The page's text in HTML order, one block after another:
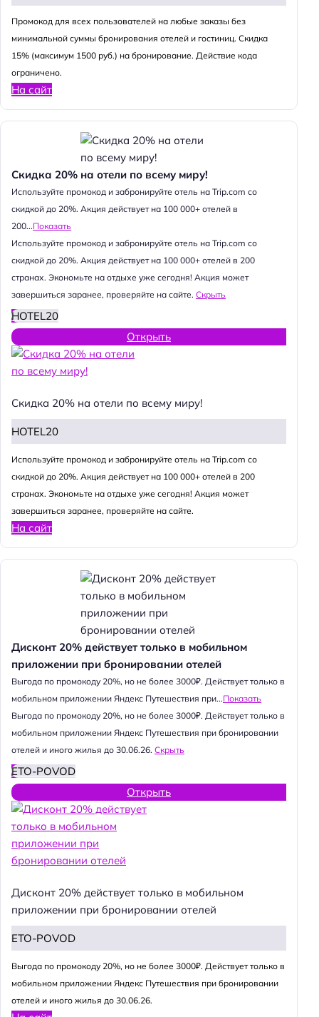
Промокод для всех пользователей на любые заказы без
минимальной суммы бронирования отелей и гостиниц. Скидка
15% (максимум 1500 руб.) на бронирование. Действие кода
ограничено.
На сайт
Скидка 20% на отели по всему миру!
Используйте промокод и забронируйте отель на Trip.com со
скидкой до 20%. Акция действует на 100 000+ отелей в
200...Показать
Используйте промокод и забронируйте отель на Trip.com со
скидкой до 20%. Акция действует на 100 000+ отелей в 200
странах. Экономьте на отдыхе уже сегодня! Акция может
завершиться заранее, проверяйте на сайте. Скрыть
HOTEL20
Открыть
Скидка 20% на отели по всему миру!
HOTEL20
Используйте промокод и забронируйте отель на Trip.com со
скидкой до 20%. Акция действует на 100 000+ отелей в 200
странах. Экономьте на отдыхе уже сегодня! Акция может
завершиться заранее, проверяйте на сайте.
На сайт
Дисконт 20% действует только в мобильном
приложении при бронировании отелей
Выгода по промокоду 20%, но не более 3000₽. Действует только в
мобильном приложении Яндекс Путешествия при...Показать
Выгода по промокоду 20%, но не более 3000₽. Действует только в
мобильном приложении Яндекс Путешествия при бронировании
отелей и иного жилья до 30.06.26. Скрыть
ETO-POVOD
Открыть
Дисконт 20% действует только в мобильном
приложении при бронировании отелей
ETO-POVOD
Выгода по промокоду 20%, но не более 3000₽. Действует только в
мобильном приложении Яндекс Путешествия при бронировании
отелей и иного жилья до 30.06.26.